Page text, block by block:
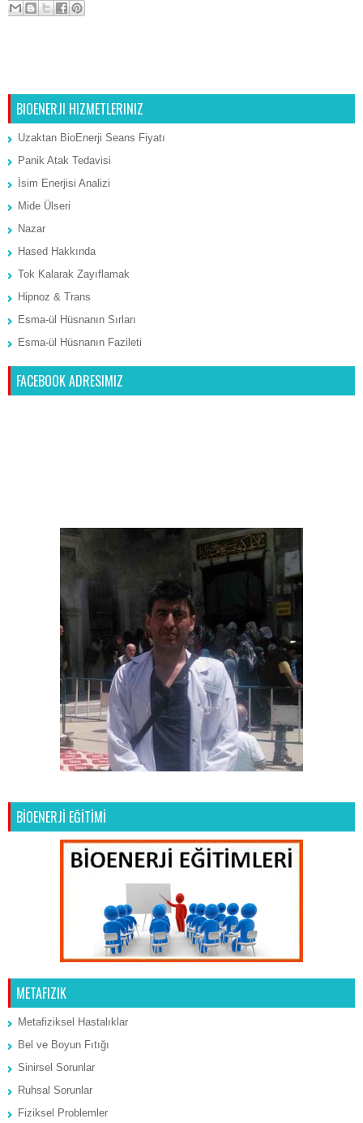
BIOENERJI HIZMETLERINIZ
Uzaktan BioEnerji Seans Fiyatı
Panik Atak Tedavisi
İsim Enerjisi Analizi
Mide Ülseri
Nazar
Hased Hakkında
Tok Kalarak Zayıflamak
Hipnoz & Trans
Esma-ül Hüsnanın Sırları
Esma-ül Hüsnanın Fazileti
FACEBOOK ADRESIMIZ
BİOENERJİ EĞİTİMİ
METAFIZIK
Metafiziksel Hastalıklar
Bel ve Boyun Fıtığı
Sinirsel Sorunlar
Ruhsal Sorunlar
Fiziksel Problemler